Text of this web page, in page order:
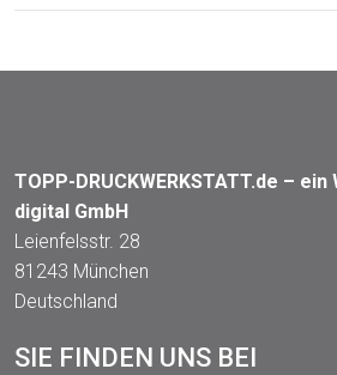
TOPP-DRUCKWERKSTATT.de –
digital GmbH
Leienfelsstr. 28
81243 München
Deutschland
SIE FINDEN UNS BEI